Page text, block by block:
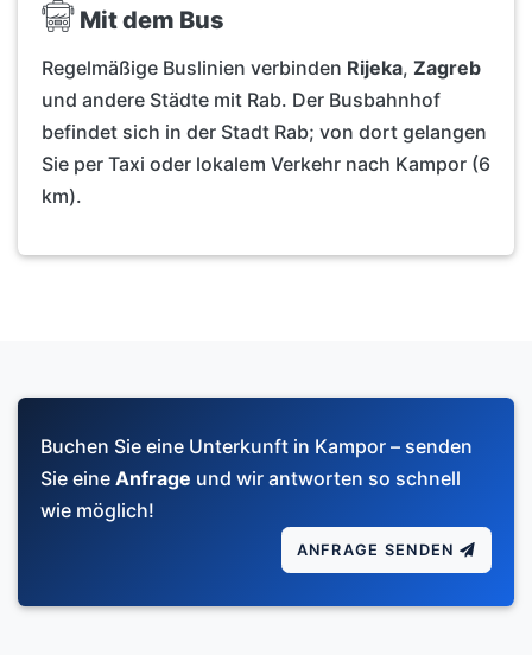
Mit dem Bus
Regelmäßige Buslinien verbinden Rijeka, Zagreb
und andere Städte mit Rab. Der Busbahnhof
befindet sich in der Stadt Rab; von dort gelangen
Sie per Taxi oder lokalem Verkehr nach Kampor (6
km).
Buchen Sie eine Unterkunft in Kampor – senden
Sie eine Anfrage und wir antworten so schnell
wie möglich!
ANFRAGE SENDEN